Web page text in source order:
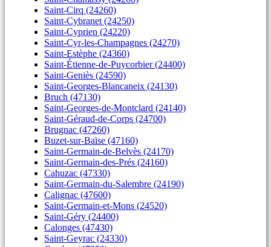
Saint-Cirq (24260)
Saint-Cybranet (24250)
Saint-Cyprien (24220)
Saint-Cyr-les-Champagnes (24270)
Saint-Estèphe (24360)
Saint-Étienne-de-Puycorbier (24400)
Saint-Geniès (24590)
Saint-Georges-Blancaneix (24130)
Bruch (47130)
Saint-Georges-de-Montclard (24140)
Saint-Géraud-de-Corps (24700)
Brugnac (47260)
Buzet-sur-Baïse (47160)
Saint-Germain-de-Belvès (24170)
Saint-Germain-des-Prés (24160)
Cahuzac (47330)
Saint-Germain-du-Salembre (24190)
Calignac (47600)
Saint-Germain-et-Mons (24520)
Saint-Géry (24400)
Calonges (47430)
Saint-Geyrac (24330)